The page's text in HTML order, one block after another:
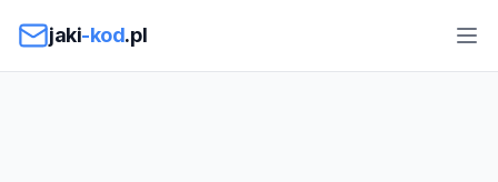
jaki-kod.pl